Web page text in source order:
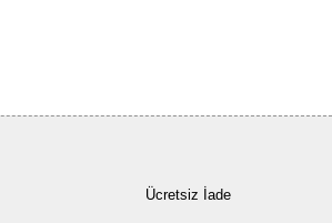
Ücretsiz İade